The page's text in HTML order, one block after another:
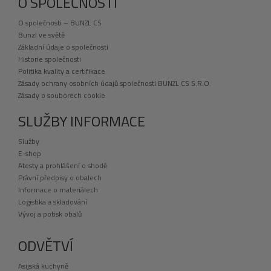
O společnosti – BUNZL CS
Bunzl ve světě
Základní údaje o společnosti
Historie společnosti
Politika kvality a certifikace
Zásady ochrany osobních údajů společnosti BUNZL CS S.R.O.
Zásady o souborech cookie
SLUŽBY INFORMACE
Služby
E-shop
Atesty a prohlášení o shodě
Právní předpisy o obalech
Informace o materiálech
Logistika a skladování
Vývoj a potisk obalů
ODVĚTVÍ
Asijská kuchyně